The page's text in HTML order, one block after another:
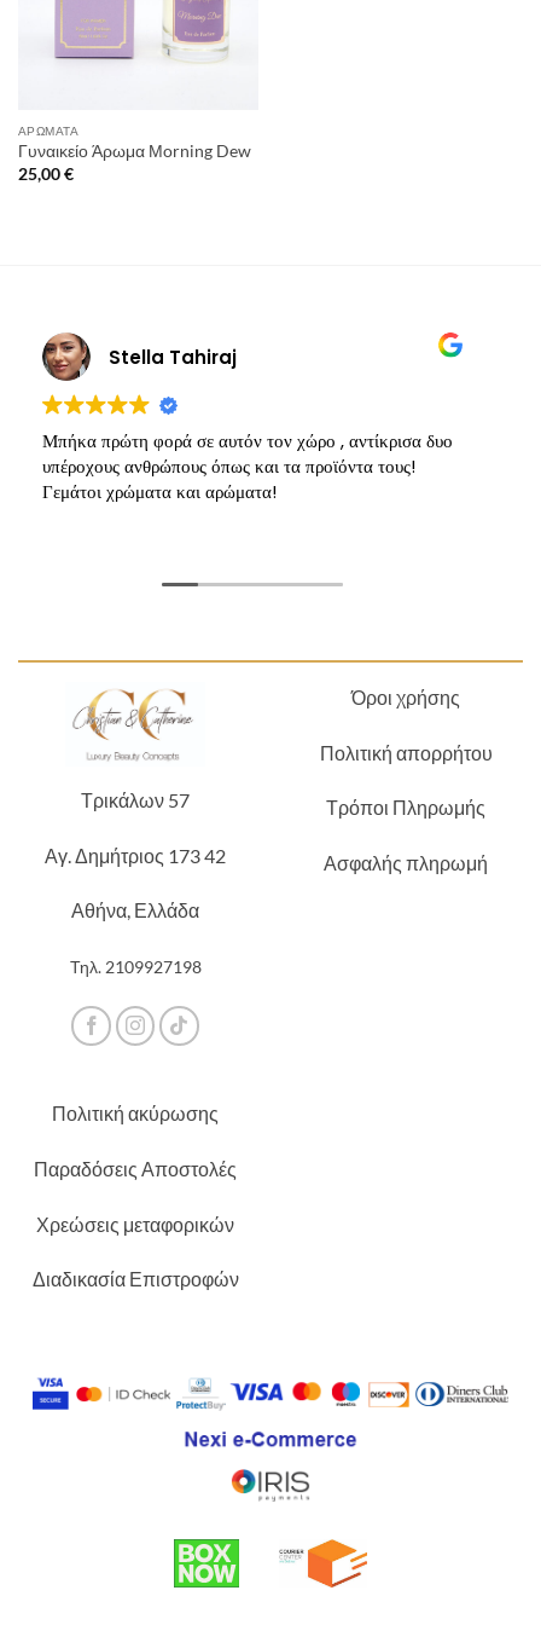
ΑΡΏΜΑΤΑ
Γυναικείο Άρωμα Μorning Dew
25,00€
Stella Tahiraj
Μπήκα πρώτη φορά σε αυτόν τον χώρο , αντίκρισα δυο
υπέροχους ανθρώπους όπως και τα προϊόντα τους!
Γεμάτοι χρώματα και αρώματα!
Τρικάλων 57
Αγ. Δημήτριος 173 42
Αθήνα, Ελλάδα
Τηλ. 2109927198
Όροι χρήσης
Πολιτική απορρήτου
Τρόποι Πληρωμής
Ασφαλής πληρωμή
Πολιτική ακύρωσης
Παραδόσεις Αποστολές
Χρεώσεις μεταφορικών
Διαδικασία Επιστροφών